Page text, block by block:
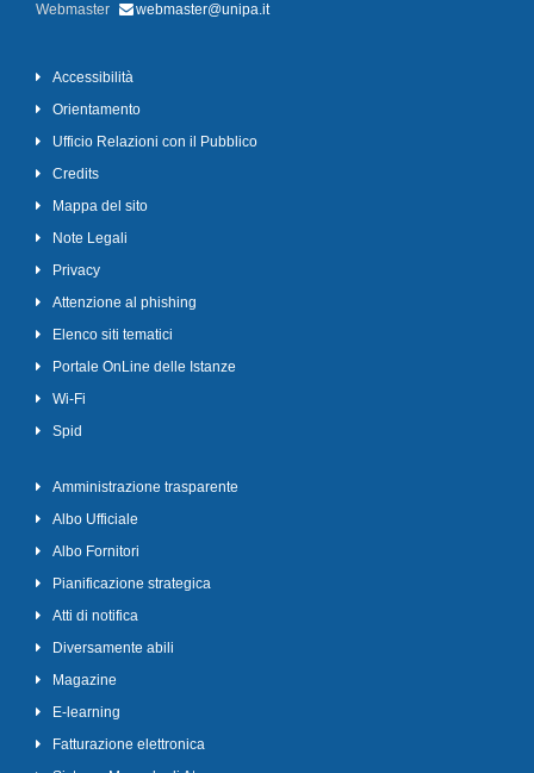
Webmaster
webmaster@unipa.it
Accessibilità
Orientamento
Ufficio Relazioni con il Pubblico
Credits
Mappa del sito
Note Legali
Privacy
Attenzione al phishing
Elenco siti tematici
Portale OnLine delle Istanze
Wi-Fi
Spid
Amministrazione trasparente
Albo Ufficiale
Albo Fornitori
Pianificazione strategica
Atti di notifica
Diversamente abili
Magazine
E-learning
Fatturazione elettronica